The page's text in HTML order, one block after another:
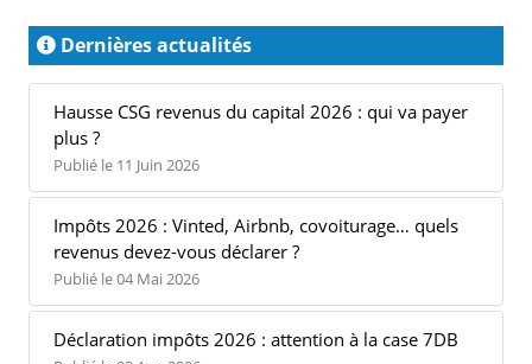
Dernières actualités
Hausse CSG revenus du capital 2026 : qui va payer
plus ?
Publié le 11 Juin 2026
Impôts 2026 : Vinted, Airbnb, covoiturage… quels
revenus devez-vous déclarer ?
Publié le 04 Mai 2026
Déclaration impôts 2026 : attention à la case 7DB